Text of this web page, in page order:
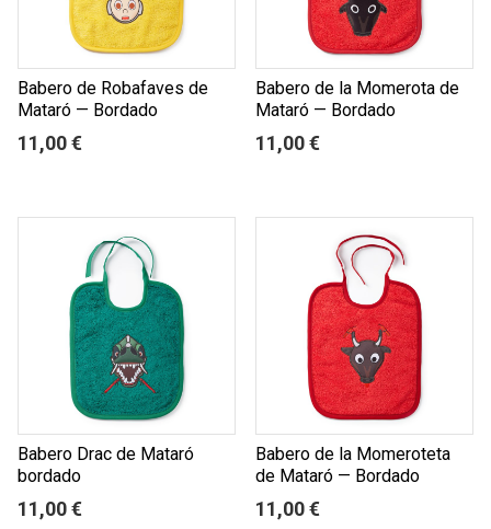
Babero de Robafaves de
Mataró — Bordado
11,00 €
Babero de la Momerota de
Mataró — Bordado
11,00 €
Babero Drac de Mataró
bordado
11,00 €
Babero de la Momeroteta
de Mataró — Bordado
11,00 €